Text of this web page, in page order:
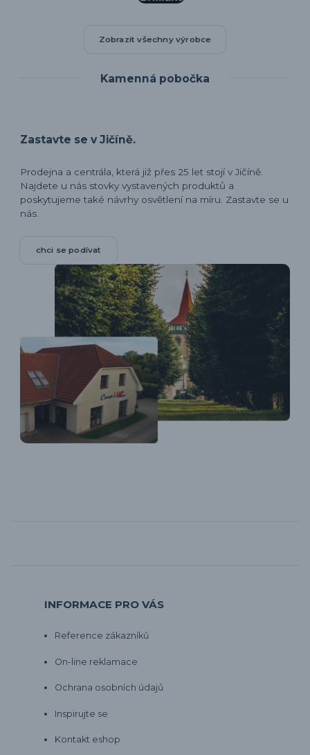
Zobrazit všechny výrobce
Kamenná pobočka
Zastavte se v Jičíně.
Prodejna a centrála, která již přes 25 let stojí v Jičíně.
Najdete u nás stovky vystavených produktů a
poskytujeme také návrhy osvětlení na míru. Zastavte se u
nás.
chci se podívat
INFORMACE PRO VÁS
Reference zákazníků
On-line reklamace
Ochrana osobních údajů
Inspirujte se
Kontakt eshop